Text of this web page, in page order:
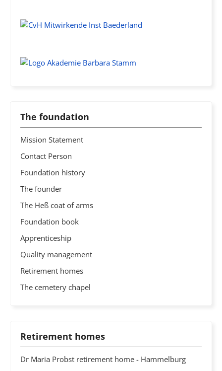
The foundation
Mission Statement
Contact Person
Foundation history
The founder
The Heß coat of arms
Foundation book
Apprenticeship
Quality management
Retirement homes
The cemetery chapel
Retirement homes
Dr Maria Probst retirement home - Hammelburg